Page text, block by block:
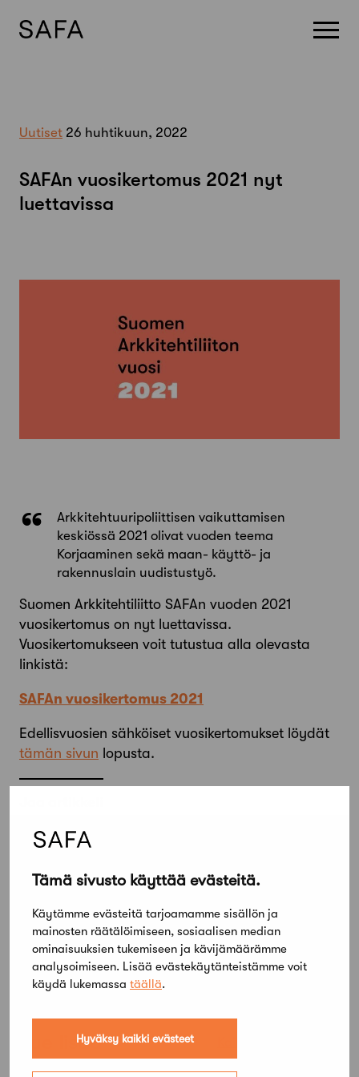
Tämä sivusto käyttää evästeitä.
Käytämme evästeitä tarjoamamme sisällön ja
mainosten räätälöimiseen, sosiaalisen median
ominaisuuksien tukemiseen ja kävijämäärämme
analysoimiseen. Lisää evästekäytänteistämme voit
käydä lukemassa täällä.
Hyväksy kaikki evästeet
Uutiset 26 huhtikuun, 2022
SAFAn vuosikertomus 2021 nyt
luettavissa
Arkkitehtuuripoliittisen vaikuttamisen
keskiössä 2021 olivat vuoden teema
Korjaaminen sekä maan- käyttö- ja
rakennuslain uudistustyö.
Suomen Arkkitehtiliitto SAFAn vuoden 2021
vuosikertomus on nyt luettavissa.
Vuosikertomukseen voit tutustua alla olevasta
linkistä:
SAFAn vuosikertomus 2021
Edellisvuosien sähköiset vuosikertomukset löydät
tämän sivun lopusta.
Lue lisää